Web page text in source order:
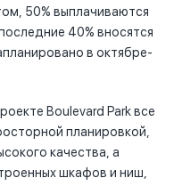
50% выплачиваются
40% вносятся
в октябре-
Boulevard Park все
планировкой,
качества, а
шкафов и ниш,